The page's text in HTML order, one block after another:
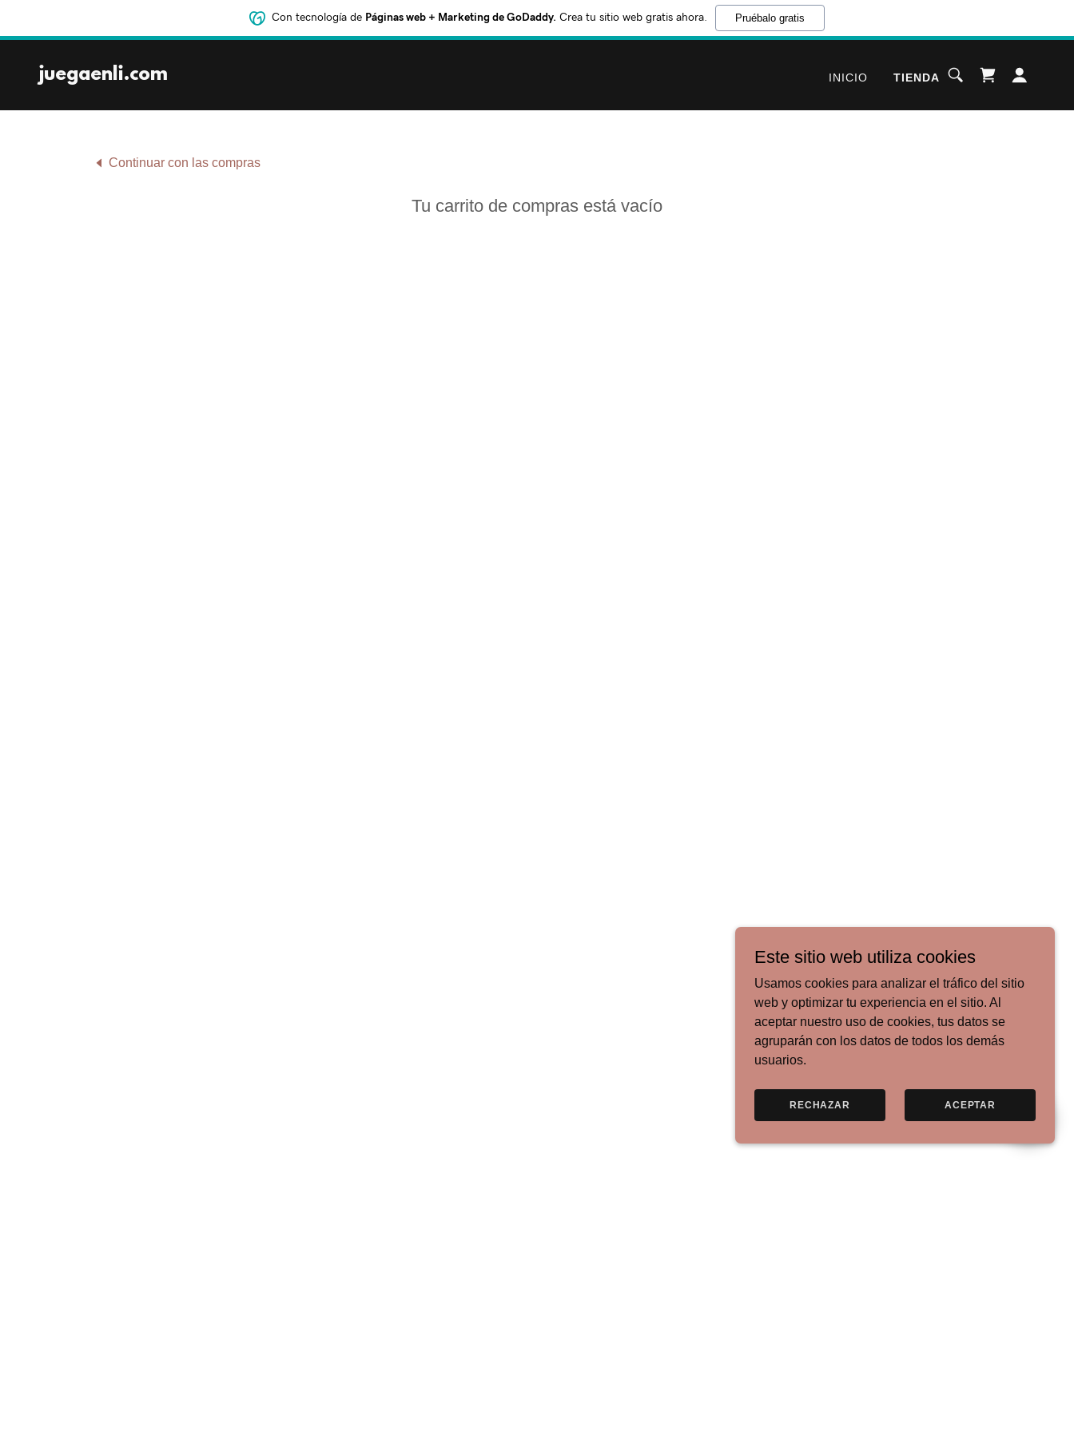
Con tecnología de Páginas web + Marketing de GoDaddy. Crea tu sitio web gratis ahora. Pruébalo gratis
juegaenli.com INICIO TIENDA
Continuar con las compras
Tu carrito de compras está vacío
Este sitio web utiliza cookies
Usamos cookies para analizar el tráfico del sitio
web y optimizar tu experiencia en el sitio. Al
aceptar nuestro uso de cookies, tus datos se
agruparán con los datos de todos los demás
usuarios.
RECHAZAR ACEPTAR